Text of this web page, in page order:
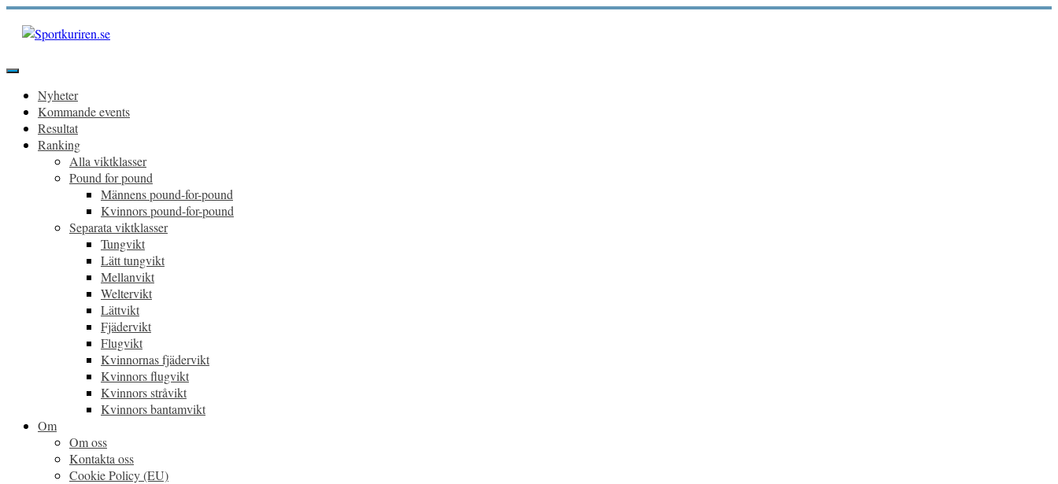
Hoppa
innehåll
Primär
Nyheter
Kommande events
Resultat
Ranking
Alla viktklasser
Pound for pound
Männens pound-for-pound
Kvinnors pound-for-pound
Separata viktklasser
Tungvikt
Lätt tungvikt
Mellanvikt
Weltervikt
Lättvikt
Fjädervikt
Flugvikt
Kvinnornas fjädervikt
Kvinnors flugvikt
Kvinnors stråvikt
Kvinnors bantamvikt
Om
Om oss
Kontakta oss
Cookie Policy (EU)